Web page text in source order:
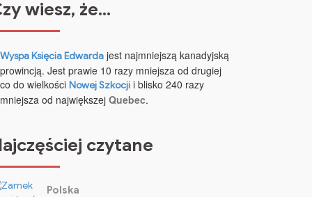
wiesz, że…
Wyspa Księcia Edwarda jest najmniejszą kanadyjską
prowincją. Jest prawie 10 razy mniejsza od drugiej
co do wielkości Nowej Szkocji i blisko 240 razy
mniejsza od największej Quebec.
czytane
Polska